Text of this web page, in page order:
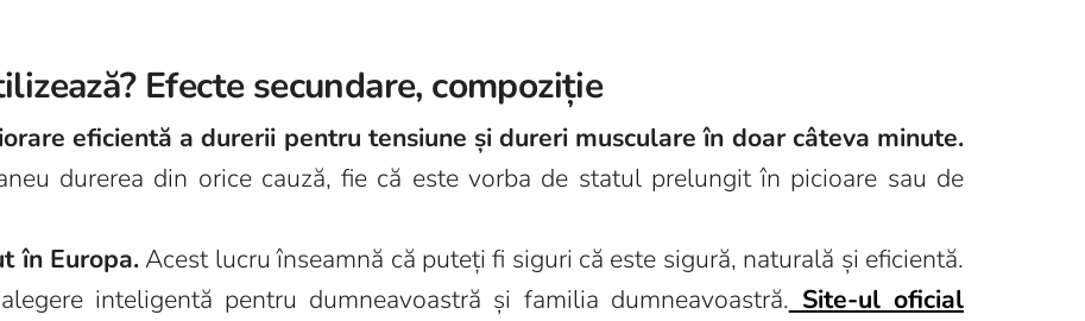
Efecte secundare, compoziție
eficientă a durerii pentru tensiune și dureri musculare în doar câteva minute.
durerea din orice cauză, fie că este vorba de statul prelungit în picioare sau de
în Europa.Acest lucru înseamnă că puteți fi siguri că este sigură, naturală și eficientă.
inteligentă pentru dumneavoastră și familia dumneavoastră. Site-ul oficial